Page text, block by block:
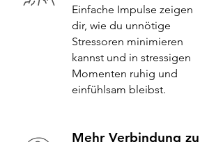
Einfache Impulse zeigen
dir, wie du unnötige
Stressoren minimieren
kannst und in stressigen
Momenten ruhig und
einfühlsam bleibst.
Mehr Verbindung zu